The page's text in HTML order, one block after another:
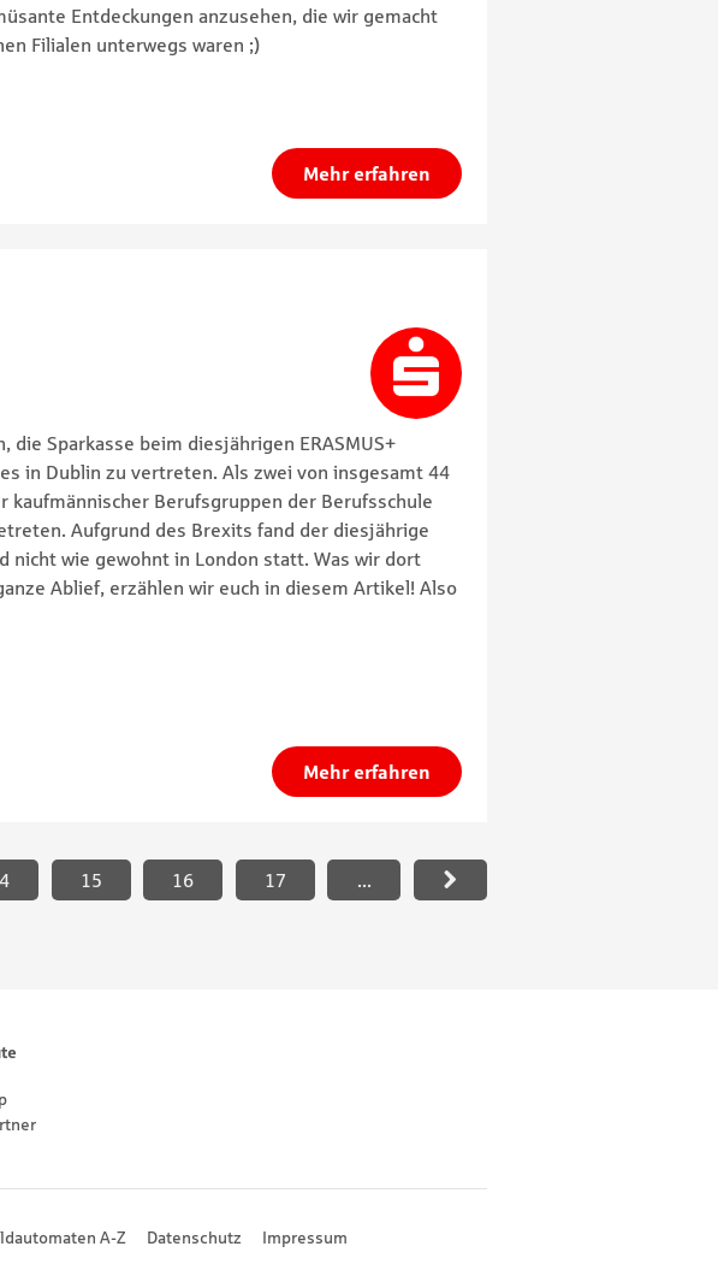
Entdeckungen anzusehen, die wir gemacht
Filialen unterwegs waren ;)
Mehr erfahren
die Sparkasse beim diesjährigen ERASMUS+
in Dublin zu vertreten. Als zwei von insgesamt 44
kaufmännischer Berufsgruppen der Berufsschule
Aufgrund des Brexits fand der diesjährige
nicht wie gewohnt in London statt. Was wir dort
Ablief, erzählen wir euch in diesem Artikel! Also
Mehr erfahren
15 16 17 ...
A-Z Datenschutz Impressum